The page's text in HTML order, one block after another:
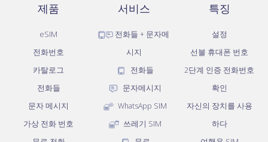
제품
eSIM
전화번호
카탈로그
전화들
문자 메시지
가상 전화 번호
서비스
전화들 + 문자메
시지
전화들
문자메시지
WhatsApp SIM
쓰레기 SIM
특징
설정
선불 휴대폰 번호
2단계 인증 전화번호
확인
자신의 장치를 사용
하다